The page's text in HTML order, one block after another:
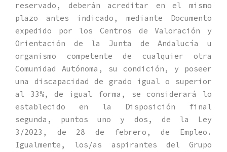
reservado, deberán acreditar en el mismo
plazo antes indicado, mediante Documento
expedido por los Centros de Valoración y
Orientación de la Junta de Andalucía u
organismo competente de cualquier otra
Comunidad Autónoma, su condición, y poseer
una discapacidad de grado igual o superior
al 33%, de igual forma, se considerará lo
establecido en la Disposición final
segunda, puntos uno y dos, de la Ley
3/2023, de 28 de febrero, de Empleo.
Igualmente, los/as aspirantes del Grupo